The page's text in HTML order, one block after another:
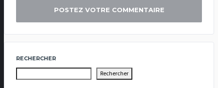
RECHERCHER
Rechercher